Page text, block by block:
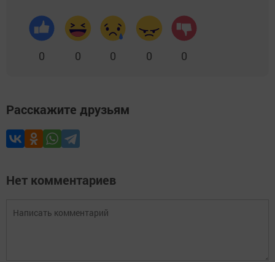
0 0 0 0 0
Расскажите друзьям
Нет комментариев